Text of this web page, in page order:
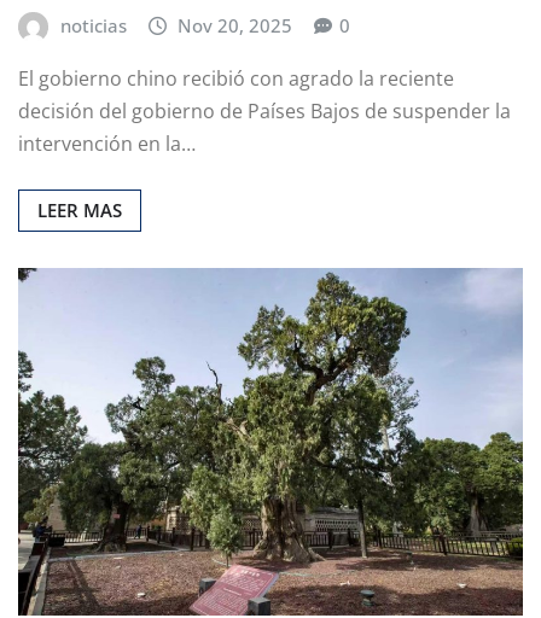
noticias Nov 20, 2025 0
El gobierno chino recibió con agrado la reciente
decisión del gobierno de Países Bajos de suspender la
intervención en la…
LEER MAS